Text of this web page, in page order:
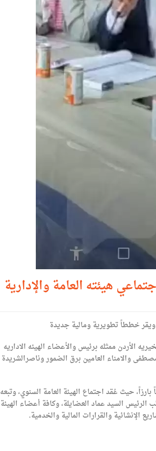
هيئته العامة والإدارية
ويقر خططاً تطويرية ومالية جديدة
الأردن ممثله برئيس والأعضاء الهيئه الاداريه
والامناء العامين برق الضمور وناصرالشريدة
حيث عُقد اجتماع الهيئة العامة السنوي، وتبعه
الرئيس السيد عماد العضايلة، وكافة أعضاء الهيئة
الإنشائية والقرارات المالية والخدمية.